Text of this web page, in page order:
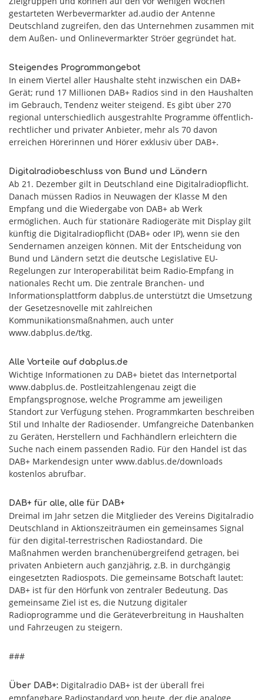
gestarteten Werbevermarkter ad.audio der Antenne
Deutschland zugreifen, den das Unternehmen zusammen mit
dem Außen- und Onlinevermarkter Ströer gegründet hat.
Steigendes Programmangebot
In einem Viertel aller Haushalte steht inzwischen ein DAB+
Gerät; rund 17 Millionen DAB+ Radios sind in den Haushalten
im Gebrauch, Tendenz weiter steigend. Es gibt über 270
regional unterschiedlich ausgestrahlte Programme öffentlich-
rechtlicher und privater Anbieter, mehr als 70 davon
erreichen Hörerinnen und Hörer exklusiv über DAB+.
Digitalradiobeschluss von Bund und Ländern
Ab 21. Dezember gilt in Deutschland eine Digitalradiopflicht.
Danach müssen Radios in Neuwagen der Klasse M den
Empfang und die Wiedergabe von DAB+ ab Werk
ermöglichen. Auch für stationäre Radiogeräte mit Display gilt
künftig die Digitalradiopflicht (DAB+ oder IP), wenn sie den
Sendernamen anzeigen können. Mit der Entscheidung von
Bund und Ländern setzt die deutsche Legislative EU-
Regelungen zur Interoperabilität beim Radio-Empfang in
nationales Recht um. Die zentrale Branchen- und
Informationsplattform dabplus.de unterstützt die Umsetzung
der Gesetzesnovelle mit zahlreichen
Kommunikationsmaßnahmen, auch unter
www.dabplus.de/tkg.
Alle Vorteile auf dabplus.de
Wichtige Informationen zu DAB+ bietet das Internetportal
www.dabplus.de. Postleitzahlengenau zeigt die
Empfangsprognose, welche Programme am jeweiligen
Standort zur Verfügung stehen. Programmkarten beschreiben
Stil und Inhalte der Radiosender. Umfangreiche Datenbanken
zu Geräten, Herstellern und Fachhändlern erleichtern die
Suche nach einem passenden Radio. Für den Handel ist das
DAB+ Markendesign unter www.dablus.de/downloads
kostenlos abrufbar.
DAB+ für alle, alle für DAB+
Dreimal im Jahr setzen die Mitglieder des Vereins Digitalradio
Deutschland in Aktionszeiträumen ein gemeinsames Signal
für den digital-terrestrischen Radiostandard. Die
Maßnahmen werden branchenübergreifend getragen, bei
privaten Anbietern auch ganzjährig, z.B. in durchgängig
eingesetzten Radiospots. Die gemeinsame Botschaft lautet:
DAB+ ist für den Hörfunk von zentraler Bedeutung. Das
gemeinsame Ziel ist es, die Nutzung digitaler
Radioprogramme und die Geräteverbreitung in Haushalten
und Fahrzeugen zu steigern.
###
Über DAB+: Digitalradio DAB+ ist der überall frei